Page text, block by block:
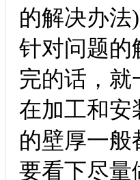
的解决办
针对问题的
完的话，就
在加工和安
的壁厚一
要看下尽量